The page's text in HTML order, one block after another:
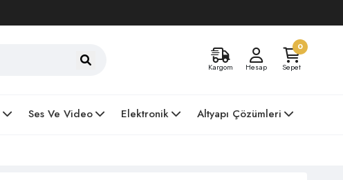
Kargom Hesap
0
Sepet
Ses Ve Video Elektronik Altyapı Çözümleri